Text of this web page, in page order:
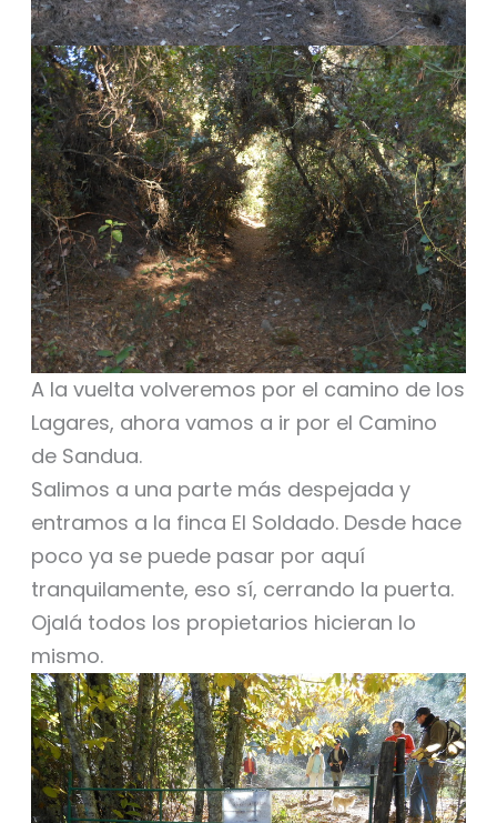
A la vuelta volveremos por el camino de los
Lagares, ahora vamos a ir por el Camino
de Sandua.
Salimos a una parte más despejada y
entramos a la finca El Soldado. Desde hace
poco ya se puede pasar por aquí
tranquilamente, eso sí, cerrando la puerta.
Ojalá todos los propietarios hicieran lo
mismo.